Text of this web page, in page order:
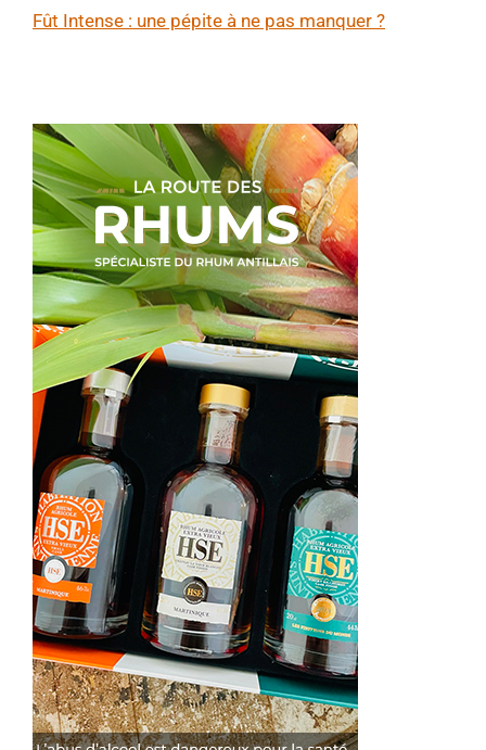
Fût Intense : une pépite à ne pas manquer ?